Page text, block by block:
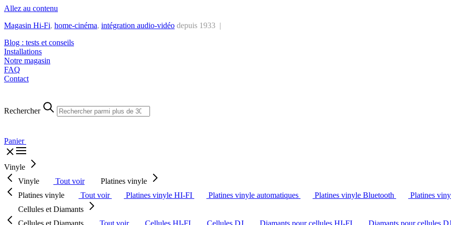
Allez au contenu
Magasin Hi-Fi, home-cinéma, intégration audio-vidéo depuis 1933 |
Blog : tests et conseils
Installations
Notre magasin
FAQ
Contact
Rechercher
Panier
Vinyle
Vinyle
Tout voir
Platines vinyle
Platines vinyle
Tout voir Platines vinyle HI-FI Platines vinyle automatiques Platines vinyle Bluetooth
Platines
Cellules et Diamants
Cellules et Diamants
Tout voir Cellules HI-FI Cellules DJ Diamants pour cellules HI-FI
Diamants pour cellules